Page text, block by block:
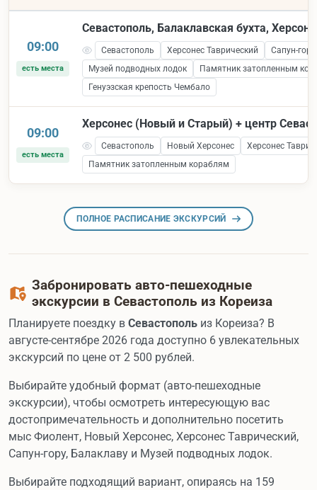
09:00
есть места
Севастополь, Балаклавская бухта,
Севастополь Херсонес Таврический
Сапун-гора
Музей подводных лодок
Памятник затопленным
Генуэзская крепость Чембало
09:00
есть места
Херсонес (Новый и Старый) + центр
Севастополь Новый Херсонес
Херсонес
Памятник затопленным кораблям
ПОЛНОЕ РАСПИСАНИЕ ЭКСКУРСИЙ
Забронировать авто-пешеходные
экскурсии в Севастополь из Кореиза
Планируете поездку в Севастополь из Кореиза? В
августе-сентябре 2026 года доступно 6 увлекательных
экскурсий по цене от 2 500 рублей.
Выбирайте удобный формат (авто-пешеходные
экскурсии), чтобы осмотреть интересующую вас
достопримечательность и дополнительно посетить
мыс Фиолент, Новый Херсонес, Херсонес Таврический,
Сапун-гору, Балаклаву и Музей подводных лодок.
Выбирайте подходящий вариант, опираясь на 159